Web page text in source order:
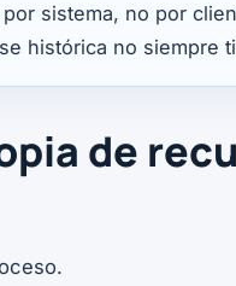
por sistema, no por
histórica no siempre
de